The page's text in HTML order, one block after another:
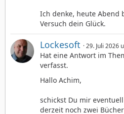
Ich denke, heute Abend
Versuch dein Glück.
Lockesoft 29. Juli 2026
Hat eine Antwort im
verfasst.
Hallo Achim,
schickst Du mir
derzeit noch zwei